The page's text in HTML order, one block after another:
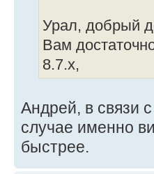
Урал, добрый
Вам
8.7.x,
Андрей, в связи
случае именно
быстрее.